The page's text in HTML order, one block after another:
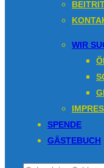
WIR
SPENDE
GÄSTEBUCH
Suchen